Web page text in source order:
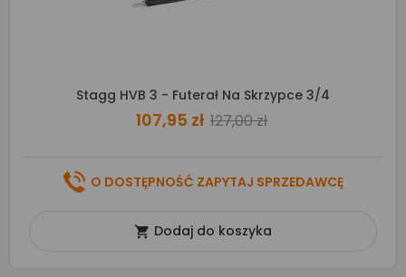
Stagg HVB 3 - Futerał Na Skrzypce 3/4
107,95 zł 127,00 zł
O DOSTĘPNOŚĆ ZAPYTAJ SPRZEDAWCĘ
 Dodaj do koszyka